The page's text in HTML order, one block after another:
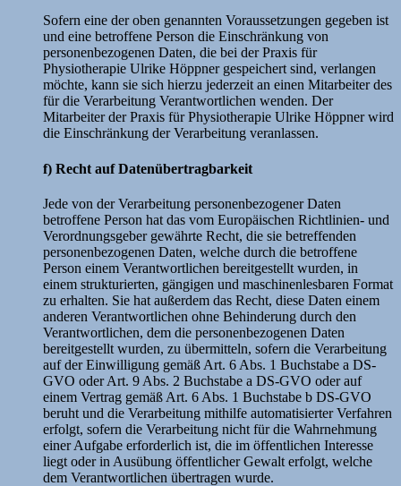
Sofern eine der oben genannten Voraussetzungen gegeben ist
und eine betroffene Person die Einschränkung von
personenbezogenen Daten, die bei der Praxis für
Physiotherapie Ulrike Höppner gespeichert sind, verlangen
möchte, kann sie sich hierzu jederzeit an einen Mitarbeiter des
für die Verarbeitung Verantwortlichen wenden. Der
Mitarbeiter der Praxis für Physiotherapie Ulrike Höppner wird
die Einschränkung der Verarbeitung veranlassen.
f) Recht auf Datenübertragbarkeit
Jede von der Verarbeitung personenbezogener Daten
betroffene Person hat das vom Europäischen Richtlinien- und
Verordnungsgeber gewährte Recht, die sie betreffenden
personenbezogenen Daten, welche durch die betroffene
Person einem Verantwortlichen bereitgestellt wurden, in
einem strukturierten, gängigen und maschinenlesbaren Format
zu erhalten. Sie hat außerdem das Recht, diese Daten einem
anderen Verantwortlichen ohne Behinderung durch den
Verantwortlichen, dem die personenbezogenen Daten
bereitgestellt wurden, zu übermitteln, sofern die Verarbeitung
auf der Einwilligung gemäß Art. 6 Abs. 1 Buchstabe a DS-
GVO oder Art. 9 Abs. 2 Buchstabe a DS-GVO oder auf
einem Vertrag gemäß Art. 6 Abs. 1 Buchstabe b DS-GVO
beruht und die Verarbeitung mithilfe automatisierter Verfahren
erfolgt, sofern die Verarbeitung nicht für die Wahrnehmung
einer Aufgabe erforderlich ist, die im öffentlichen Interesse
liegt oder in Ausübung öffentlicher Gewalt erfolgt, welche
dem Verantwortlichen übertragen wurde.